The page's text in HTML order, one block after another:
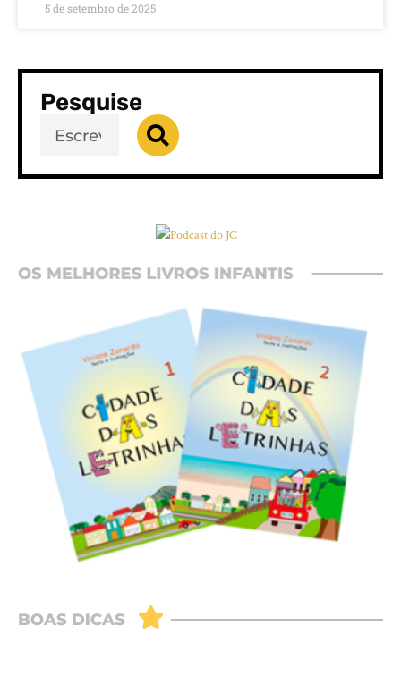
5 de setembro de 2025
Pesquise